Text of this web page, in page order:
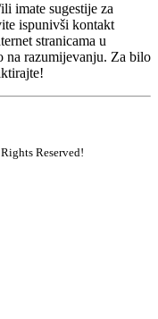
imate sugestije za
ispunivši kontakt
stranicama u
na razumijevanju. Za bilo
Reserved!